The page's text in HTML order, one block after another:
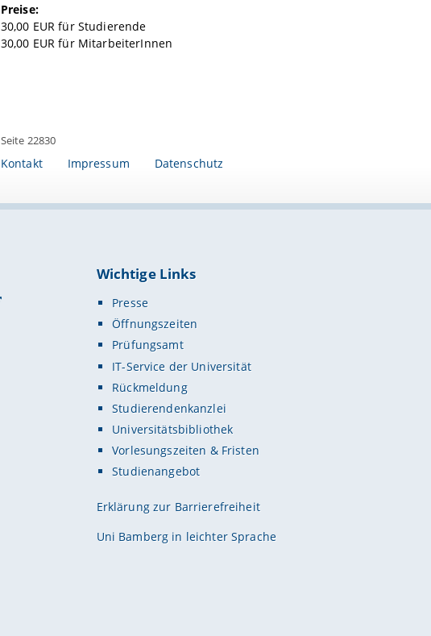
Preise:
30,00 EUR für Studierende
30,00 EUR für MitarbeiterInnen
Seite 22830
Kontakt Impressum Datenschutz
Wichtige Links
Presse
Öffnungszeiten
Prüfungsamt
IT-Service der Universität
Rückmeldung
Studierendenkanzlei
Universitätsbibliothek
Vorlesungszeiten & Fristen
Studienangebot
Erklärung zur Barrierefreiheit
Uni Bamberg in leichter Sprache